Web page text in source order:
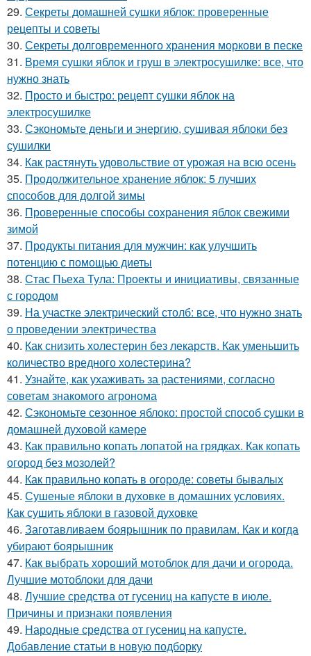
29. Секреты домашней сушки яблок: проверенные
рецепты и советы
30. Секреты долговременного хранения моркови в песке
31. Время сушки яблок и груш в электросушилке: все, что
нужно знать
32. Просто и быстро: рецепт сушки яблок на
электросушилке
33. Сэкономьте деньги и энергию, сушивая яблоки без
сушилки
34. Как растянуть удовольствие от урожая на всю осень
35. Продолжительное хранение яблок: 5 лучших
способов для долгой зимы
36. Проверенные способы сохранения яблок свежими
зимой
37. Продукты питания для мужчин: как улучшить
потенцию с помощью диеты
38. Стас Пьеха Тула: Проекты и инициативы, связанные
с городом
39. На участке электрический столб: все, что нужно знать
о проведении электричества
40. Как снизить холестерин без лекарств. Как уменьшить
количество вредного холестерина?
41. Узнайте, как ухаживать за растениями, согласно
советам знакомого агронома
42. Сэкономьте сезонное яблоко: простой способ сушки в
домашней духовой камере
43. Как правильно копать лопатой на грядках. Как копать
огород без мозолей?
44. Как правильно копать в огороде: советы бывалых
45. Сушеные яблоки в духовке в домашних условиях.
Как сушить яблоки в газовой духовке
46. Заготавливаем боярышник по правилам. Как и когда
убирают боярышник
47. Как выбрать хороший мотоблок для дачи и огорода.
Лучшие мотоблоки для дачи
48. Лучшие средства от гусениц на капусте в июле.
Причины и признаки появления
49. Народные средства от гусениц на капусте.
Добавление статьи в новую подборку